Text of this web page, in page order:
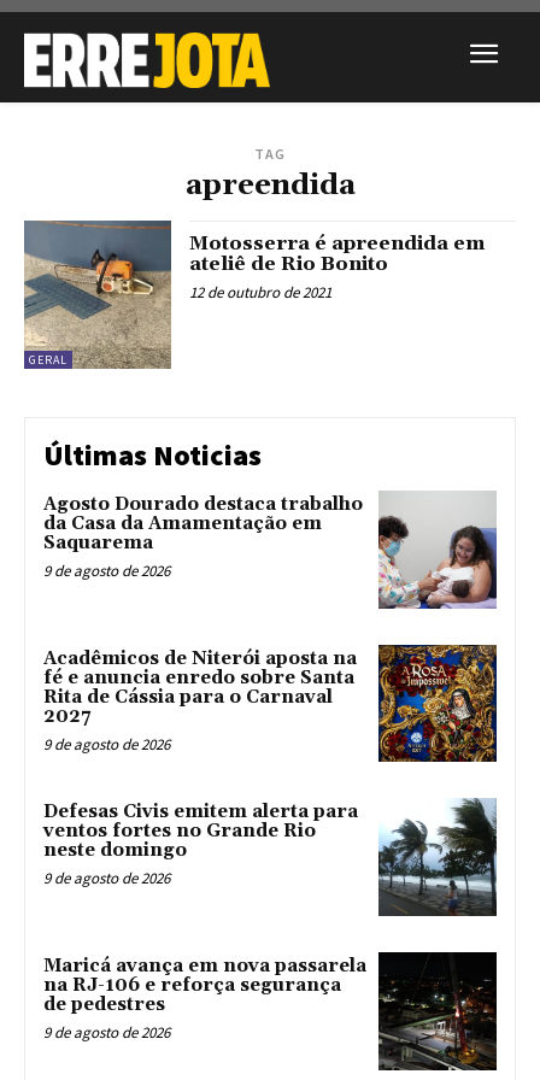
TAG
apreendida
GERAL
Motosserra é apreendida em
ateliê de Rio Bonito
12 de outubro de 2021
Últimas Noticias
Agosto Dourado destaca trabalho
da Casa da Amamentação em
Saquarema
9 de agosto de 2026
Acadêmicos de Niterói aposta na
fé e anuncia enredo sobre Santa
Rita de Cássia para o Carnaval
2027
9 de agosto de 2026
Defesas Civis emitem alerta para
ventos fortes no Grande Rio
neste domingo
9 de agosto de 2026
Maricá avança em nova passarela
na RJ-106 e reforça segurança
de pedestres
9 de agosto de 2026